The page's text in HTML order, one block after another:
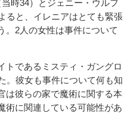
時34）とジェニー・ウルフ
ると、イレニアはとても緊張
。2人の女性は事件について
であるミスティ・ガングロ
。彼女も事件について何も知
は彼らの家で魔術に関する本
術に関連している可能性があ